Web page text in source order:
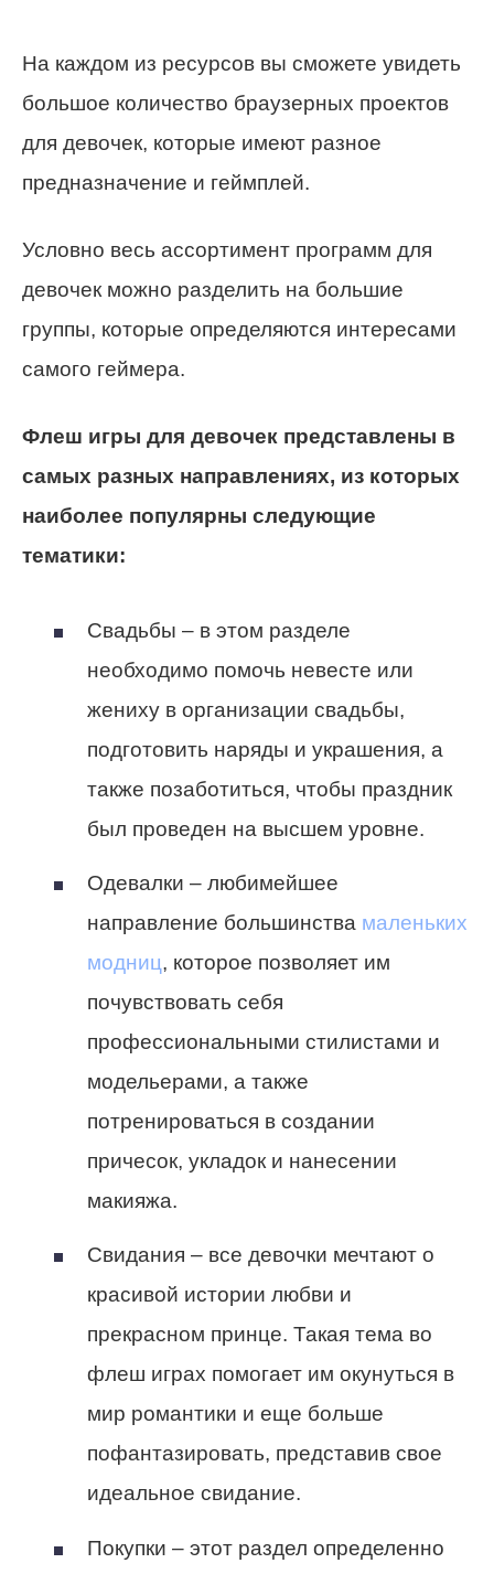
На каждом из ресурсов вы сможете увидеть
большое количество браузерных проектов
для девочек, которые имеют разное
предназначение и геймплей.
Условно весь ассортимент программ для
девочек можно разделить на большие
группы, которые определяются интересами
самого геймера.
Флеш игры для девочек представлены в
самых разных направлениях, из которых
наиболее популярны следующие
тематики:
Свадьбы – в этом разделе
необходимо помочь невесте или
жениху в организации свадьбы,
подготовить наряды и украшения, а
также позаботиться, чтобы праздник
был проведен на высшем уровне.
Одевалки – любимейшее
направление большинства маленьких
модниц, которое позволяет им
почувствовать себя
профессиональными стилистами и
модельерами, а также
потренироваться в создании
причесок, укладок и нанесении
макияжа.
Свидания – все девочки мечтают о
красивой истории любви и
прекрасном принце. Такая тема во
флеш играх помогает им окунуться в
мир романтики и еще больше
пофантазировать, представив свое
идеальное свидание.
Покупки – этот раздел определенно